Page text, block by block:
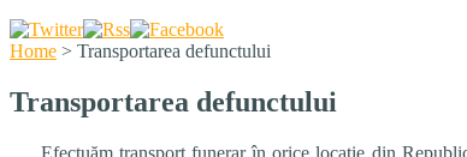
Home > Transportarea defunctului
Transportarea defunctului
Efectuăm transport funerar în orice locaţie din